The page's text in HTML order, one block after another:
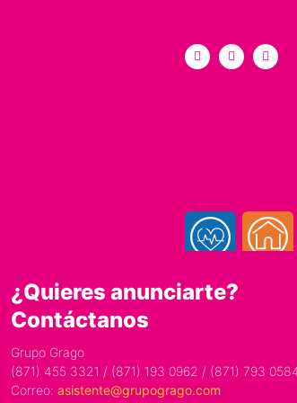
¿Quieres anunciarte?
Contáctanos
Grupo Grago
(871) 455 3321 / (871) 193 0962 / (871) 793
Correo: asistente@grupogrago.com